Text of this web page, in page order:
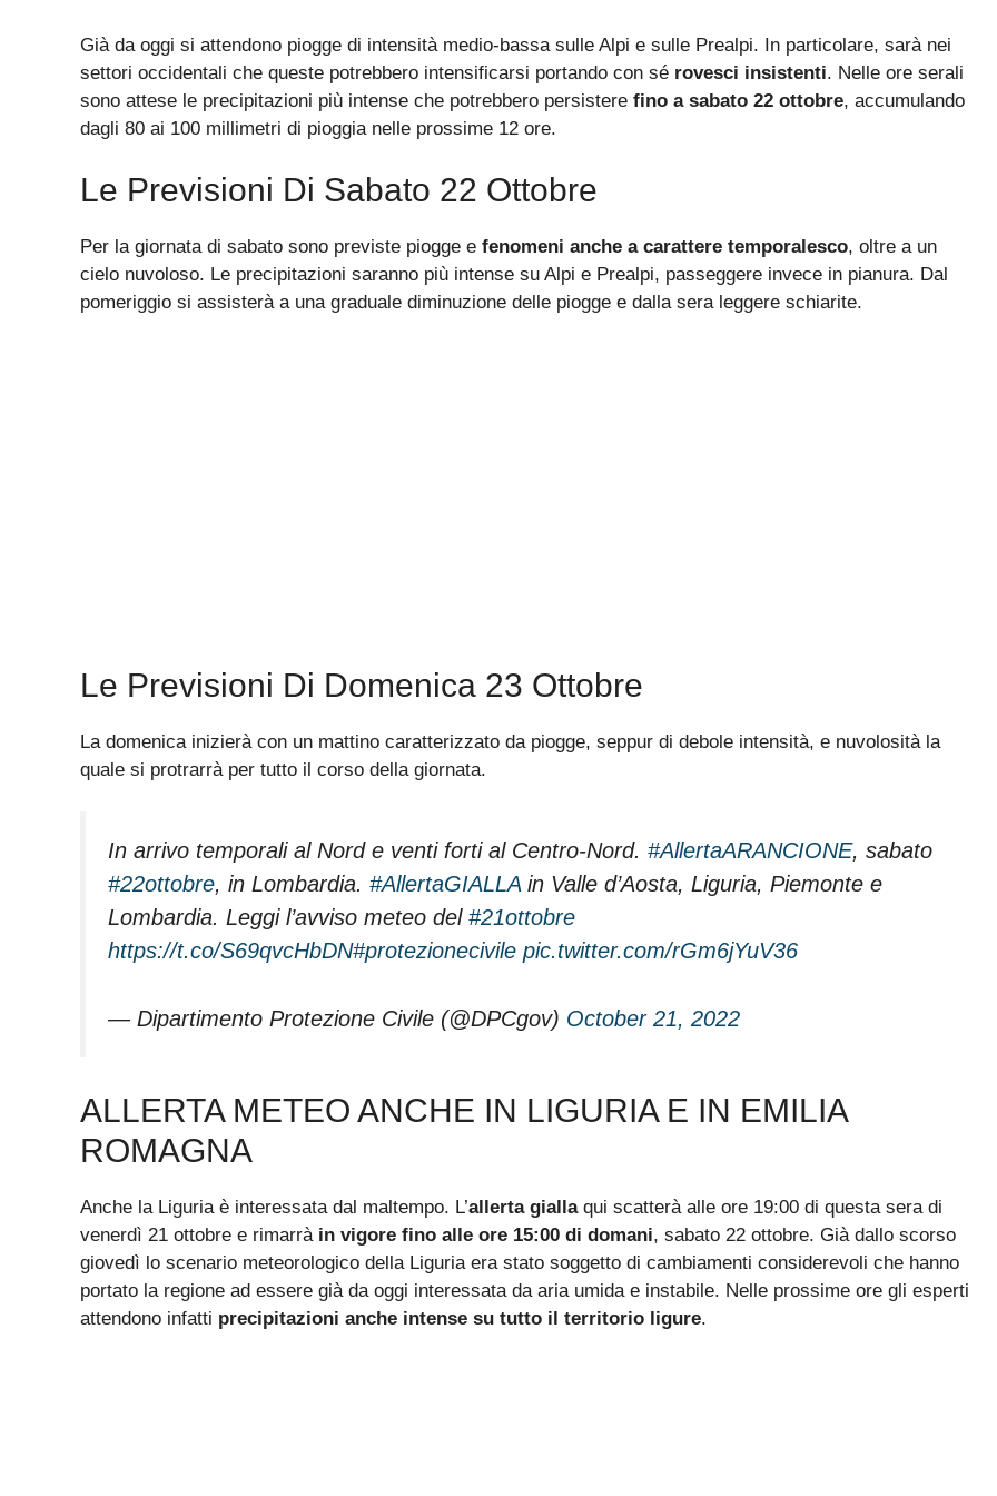
Già da oggi si attendono piogge di intensità medio-bassa sulle Alpi e sulle Prealpi. In particolare, sarà nei
settori occidentali che queste potrebbero intensificarsi portando con sé rovesci insistenti. Nelle ore serali
sono attese le precipitazioni più intense che potrebbero persistere fino a sabato 22 ottobre, accumulando
dagli 80 ai 100 millimetri di pioggia nelle prossime 12 ore.
Le Previsioni Di Sabato 22 Ottobre
Per la giornata di sabato sono previste piogge e fenomeni anche a carattere temporalesco, oltre a un
cielo nuvoloso. Le precipitazioni saranno più intense su Alpi e Prealpi, passeggere invece in pianura. Dal
pomeriggio si assisterà a una graduale diminuzione delle piogge e dalla sera leggere schiarite.
Le Previsioni Di Domenica 23 Ottobre
La domenica inizierà con un mattino caratterizzato da piogge, seppur di debole intensità, e nuvolosità la
quale si protrarrà per tutto il corso della giornata.
In arrivo temporali al Nord e venti forti al Centro-Nord. #AllertaARANCIONE, sabato
#22ottobre, in Lombardia. #AllertaGIALLA in Valle d’Aosta, Liguria, Piemonte e
Lombardia. Leggi l’avviso meteo del #21ottobre
https://t.co/S69qvcHbDN#protezionecivile pic.twitter.com/rGm6jYuV36
— Dipartimento Protezione Civile (@DPCgov) October 21, 2022
ALLERTA METEO ANCHE IN LIGURIA E IN EMILIA
ROMAGNA
Anche la Liguria è interessata dal maltempo. L’allerta gialla qui scatterà alle ore 19:00 di questa sera di
venerdì 21 ottobre e rimarrà in vigore fino alle ore 15:00 di domani, sabato 22 ottobre. Già dallo scorso
giovedì lo scenario meteorologico della Liguria era stato soggetto di cambiamenti considerevoli che hanno
portato la regione ad essere già da oggi interessata da aria umida e instabile. Nelle prossime ore gli esperti
attendono infatti precipitazioni anche intense su tutto il territorio ligure.